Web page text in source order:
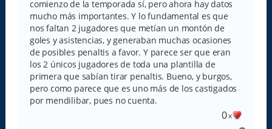
comienzo de la temporada sí, pero ahora hay datos
mucho más importantes. Y lo fundamental es que
nos faltan 2 jugadores que metían un montón de
goles y asistencias, y generaban muchas ocasiones
de posibles penaltis a favor. Y parece ser que eran
los 2 únicos jugadores de toda una plantilla de
primera que sabían tirar penaltis. Bueno, y burgos,
pero como parece que es uno más de los castigados
por mendilibar, pues no cuenta.
0x